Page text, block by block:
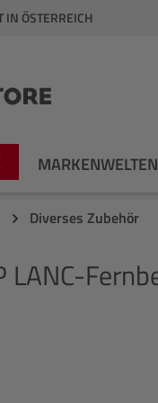
IN ÖSTERREICH
MARKENWELTEN
Diverses Zubehör
LANC-